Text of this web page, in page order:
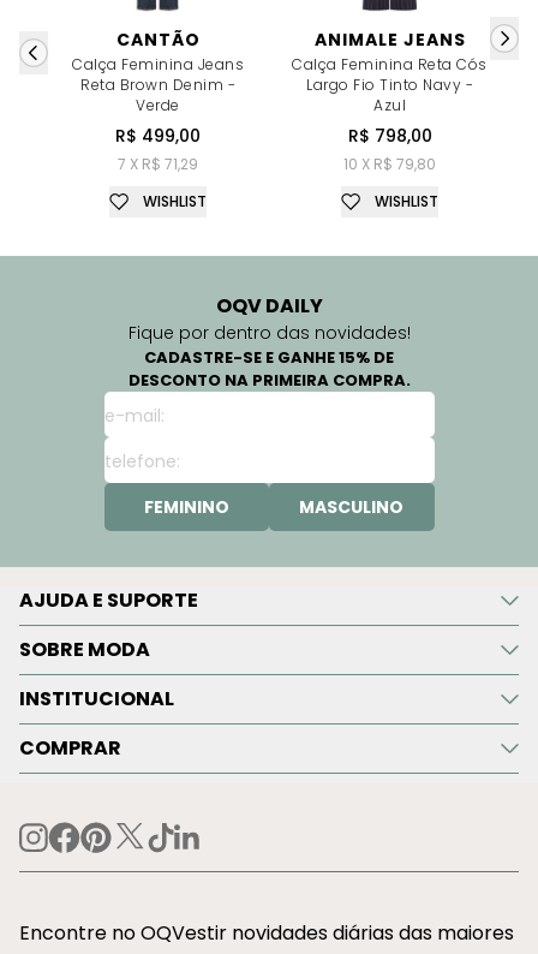
CANTÃO
Calça Feminina Jeans
Reta Brown Denim -
Verde
R$ 499,00
7 X R$ 71,29
WISHLIST
ANIMALE JEANS
Calça Feminina Reta Cós
Largo Fio Tinto Navy -
Azul
R$ 798,00
10 X R$ 79,80
WISHLIST
OQV DAILY
Fique por dentro das novidades!
CADASTRE-SE E GANHE 15% DE
DESCONTO NA PRIMEIRA COMPRA.
FEMININO MASCULINO
AJUDA E SUPORTE
SOBRE MODA
INSTITUCIONAL
COMPRAR
Encontre no OQVestir novidades diárias das maiores